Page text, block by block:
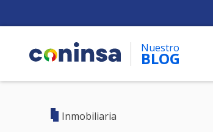
content
Nuestro
BLOG
Inmobiliaria